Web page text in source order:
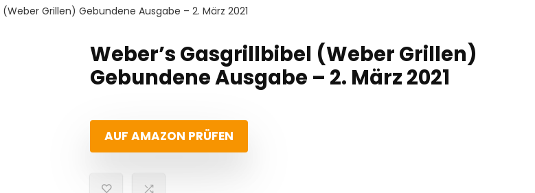
(Weber Grillen) Gebundene Ausgabe – 2. März 2021
Weber’s Gasgrillbibel (Weber Grillen)
Gebundene Ausgabe – 2. März 2021
AUF AMAZON PRÜFEN